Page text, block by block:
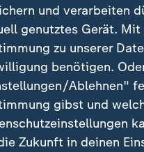
Schweden wie
vollzog das Land die
und verarbeiten
genutztes Gerät.
zu unserer
benötigen.
Ablehnen"
gibst und
Zukunft in deinen